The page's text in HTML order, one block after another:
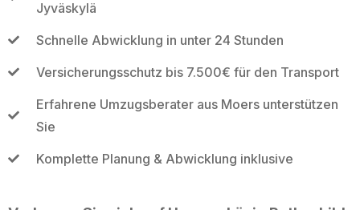
Jyväskylä
Schnelle Abwicklung in unter 24 Stunden
Versicherungsschutz bis 7.500€ für den Transport
Erfahrene Umzugsberater aus Moers unterstützen
Sie
Komplette Planung & Abwicklung inklusive